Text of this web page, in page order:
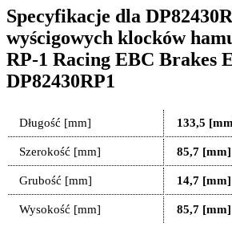
Specyfikacje dla
wyścigowych klocków
RP-1 Racing EBC Brakes
DP82430RP1
Długość [mm] 133,5
Szerokość [mm] 85,7 [mm]
Grubość [mm] 14,7 [mm]
Wysokość [mm] 85,7 [mm]